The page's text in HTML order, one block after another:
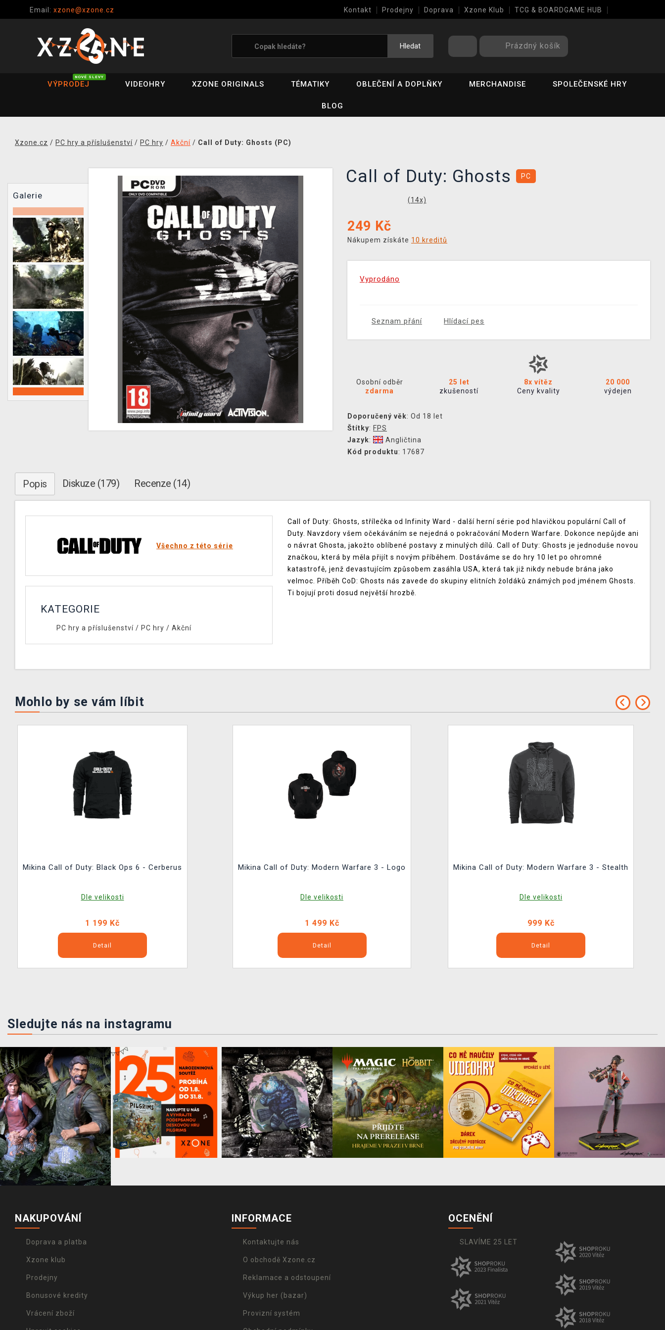
Email: xzone@xzone.cz Kontakt Prodejny Doprava Xzone Klub TCG & BOARDGAME HUB
Hledat Prázdný košík
VÝPRODEJ
NOVÉ SLEVY
VIDEOHRY XZONE ORIGINALS TÉMATIKY OBLEČENÍ A DOPLŇKY MERCHANDISE SPOLEČENSKÉ HRY
BLOG
Xzone.cz / PC hry a příslušenství / PC hry / Akční / Call of Duty: Ghosts (PC)
Galerie
Call of Duty: Ghosts PC
(14x)
249 Kč
Nákupem získáte 10 kreditů
Vyprodáno
Seznam přání Hlídací pes
Osobní odběr
zdarma
25 let
zkušeností
8x vítěz
Ceny kvality
20 000
výdejen
Doporučený věk: Od 18 let
Štítky: FPS
Jazyk:
Angličtina
Kód produktu: 17687
Popis Diskuze (179) Recenze (14)
Všechno z této série
KATEGORIE
PC hry a příslušenství/ PC hry / Akční
Call of Duty: Ghosts, střílečka od Infinity Ward - další herní série pod hlavičkou populární Call of
Duty. Navzdory všem očekáváním se nejedná o pokračování Modern Warfare. Dokonce nepůjde ani
o návrat Ghosta, jakožto oblíbené postavy z minulých dílů. Call of Duty: Ghosts je jednoduše novou
značkou, která by měla přijít s novým příběhem. Dostáváme se do hry 10 let po ohromné
katastrofě, jenž devastujícím způsobem zasáhla USA, která tak již nikdy nebude brána jako
velmoc. Příběh CoD: Ghosts nás zavede do skupiny elitních žoldáků známých pod jménem Ghosts.
Ti bojují proti dosud největší hrozbě.
Mohlo by se vám líbit
Mikina Call of Duty: Black Ops 6 - Cerberus
Dle velikosti
1 199 Kč
Detail
Mikina Call of Duty: Modern Warfare 3 - Logo
Dle velikosti
1 499 Kč
Detail
Mikina Call of Duty: Modern Warfare 3 - Stealth
Dle velikosti
999 Kč
Detail
Sledujte nás na instagramu
NAKUPOVÁNÍ
Doprava a platba
Xzone klub
Prodejny
Bonusové kredity
Vrácení zboží
INFORMACE
Kontaktujte nás
O obchodě Xzone.cz
Reklamace a odstoupení
Výkup her (bazar)
Provizní systém
OCENĚNÍ
SLAVÍME 25 LET